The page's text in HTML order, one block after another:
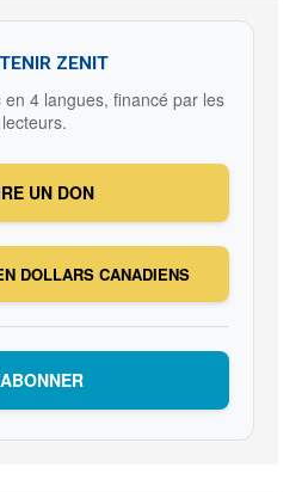
ZENIT
4 langues, financé par les
lecteurs.
UN DON
DOLLARS CANADIENS